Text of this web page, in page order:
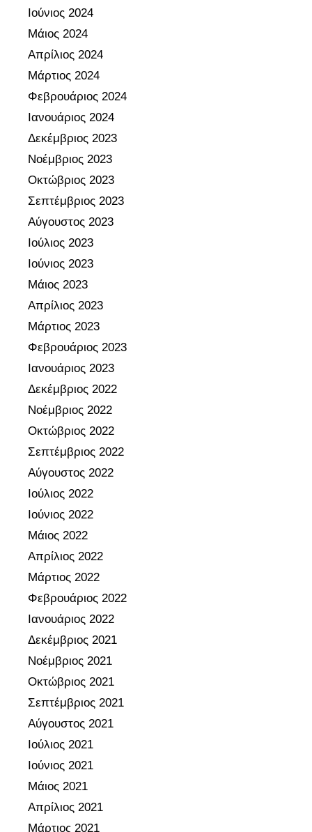
Ιούνιος 2024
Μάιος 2024
Απρίλιος 2024
Μάρτιος 2024
Φεβρουάριος 2024
Ιανουάριος 2024
Δεκέμβριος 2023
Νοέμβριος 2023
Οκτώβριος 2023
Σεπτέμβριος 2023
Αύγουστος 2023
Ιούλιος 2023
Ιούνιος 2023
Μάιος 2023
Απρίλιος 2023
Μάρτιος 2023
Φεβρουάριος 2023
Ιανουάριος 2023
Δεκέμβριος 2022
Νοέμβριος 2022
Οκτώβριος 2022
Σεπτέμβριος 2022
Αύγουστος 2022
Ιούλιος 2022
Ιούνιος 2022
Μάιος 2022
Απρίλιος 2022
Μάρτιος 2022
Φεβρουάριος 2022
Ιανουάριος 2022
Δεκέμβριος 2021
Νοέμβριος 2021
Οκτώβριος 2021
Σεπτέμβριος 2021
Αύγουστος 2021
Ιούλιος 2021
Ιούνιος 2021
Μάιος 2021
Απρίλιος 2021
Μάρτιος 2021